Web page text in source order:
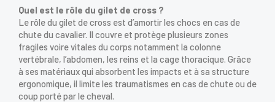
Quel est le rôle du gilet de cross ?
Le rôle du gilet de cross est d’amortir les chocs en cas de
chute du cavalier. Il couvre et protège plusieurs zones
fragiles voire vitales du corps notamment la colonne
vertébrale, l’abdomen, les reins et la cage thoracique. Grâce
à ses matériaux qui absorbent les impacts et à sa structure
ergonomique, il limite les traumatismes en cas de chute ou de
coup porté par le cheval.